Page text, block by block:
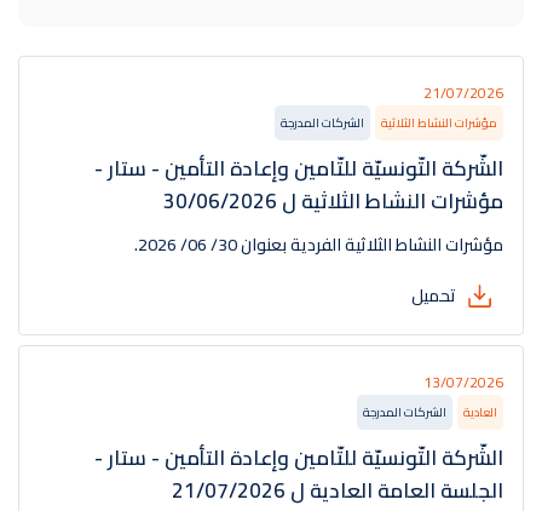
21/07/2026
مؤشرات النشاط الثلاثية الشركات المدرجة
الشّركة التّونسيّة للتّامين وإعادة التأمين - ستار -
مؤشرات النشاط الثلاثية ل 30/06/2026
مؤشرات النشاط الثلاثية الفردية بعنوان 30/ 06/ 2026.
تحميل
13/07/2026
العادية الشركات المدرجة
الشّركة التّونسيّة للتّامين وإعادة التأمين - ستار -
الجلسة العامة العادية ل 21/07/2026